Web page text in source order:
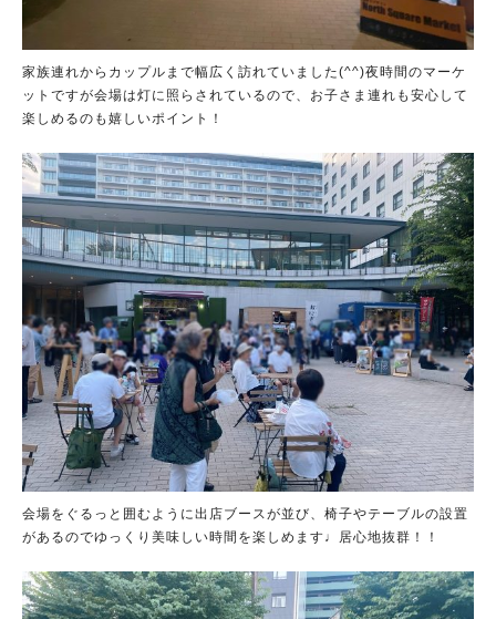
家族連れからカップルまで幅広く訪れていました(^^)夜時間のマーケ
ットですが会場は灯に照らされているので、お子さま連れも安心して
楽しめるのも嬉しいポイント！
会場をぐるっと囲むように出店ブースが並び、椅子やテーブルの設置
があるのでゆっくり美味しい時間を楽しめます♩居心地抜群！！